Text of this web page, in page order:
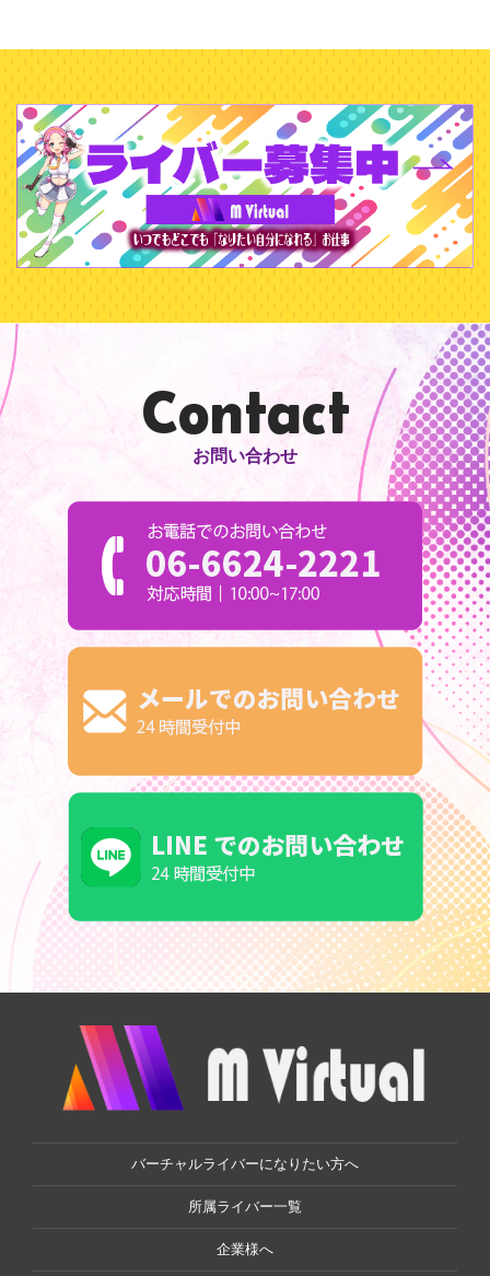
Contact
お問い合わせ
バーチャルライバーになりたい方へ
所属ライバー一覧
企業様へ